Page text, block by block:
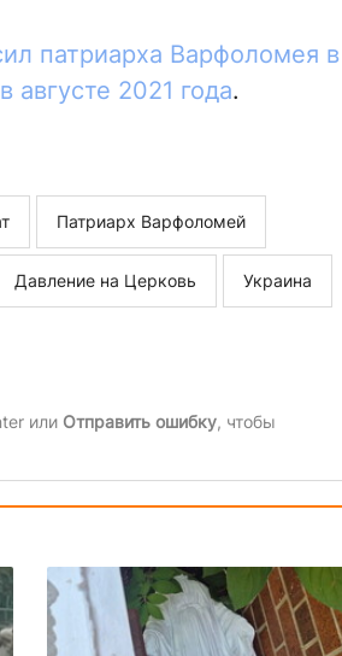
патриарха Варфоломея в
августе 2021 года.
Патриарх Варфоломей
Давление на Церковь Украина
или Отправить ошибку, чтобы